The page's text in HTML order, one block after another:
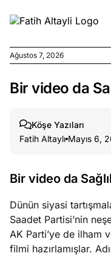
Ağustos
yasalar
Ağustos
stok
caiz
Ağustos 7, 2026
Bir video da
Köşe Yazıları
Fatih Altaylı Mayıs 6,
Bir video da
Dünün siyasi
Saadet Partisi’nin
AK Parti’ye de ilham
filmi hazırlamışlar.